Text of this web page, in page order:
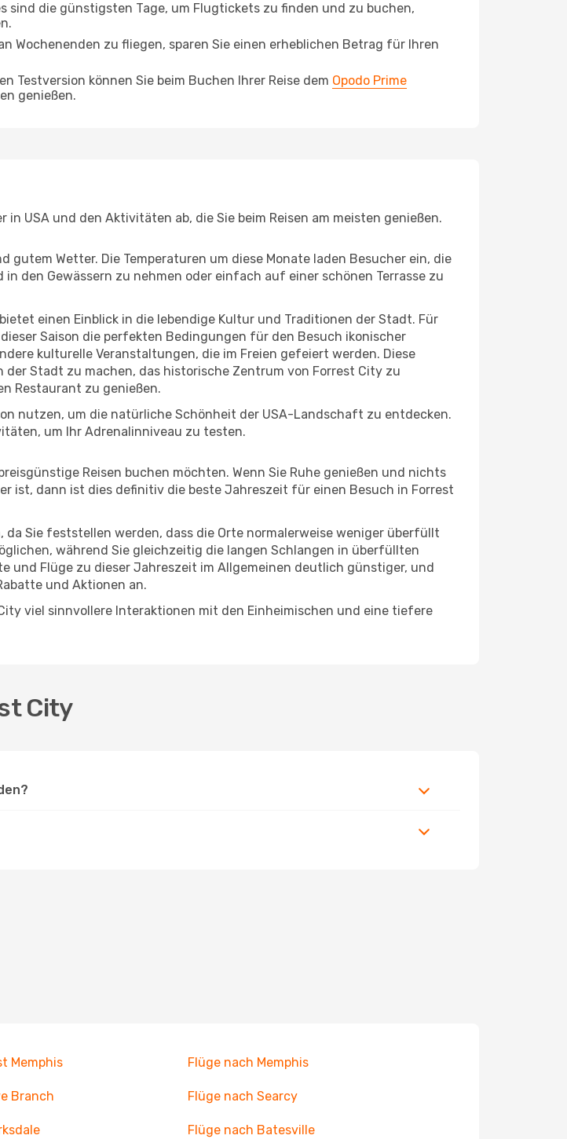
sind die günstigsten Tage, um Flugtickets zu finden und zu buchen,
Wochenenden zu fliegen, sparen Sie einen erheblichen Betrag für Ihren
Testversion können Sie beim Buchen Ihrer Reise dem Opodo Prime
genießen.
USA und den Aktivitäten ab, die Sie beim Reisen am meisten genießen.
Wetter. Die Temperaturen um diese Monate laden Besucher ein, die
den Gewässern zu nehmen oder einfach auf einer schönen Terrasse zu
einen Einblick in die lebendige Kultur und Traditionen der Stadt. Für
Saison die perfekten Bedingungen für den Besuch ikonischer
kulturelle Veranstaltungen, die im Freien gefeiert werden. Diese
Stadt zu machen, das historische Zentrum von Forrest City zu
Restaurant zu genießen.
nutzen, um die natürliche Schönheit der USA-Landschaft zu entdecken.
um Ihr Adrenalinniveau zu testen.
Reisen buchen möchten. Wenn Sie Ruhe genießen und nichts
ist, dann ist dies definitiv die beste Jahreszeit für einen Besuch in Forrest
da Sie feststellen werden, dass die Orte normalerweise weniger überfüllt
während Sie gleichzeitig die langen Schlangen in überfüllten
und Flüge zu dieser Jahreszeit im Allgemeinen deutlich günstiger, und
und Aktionen an.
viel sinnvollere Interaktionen mit den Einheimischen und eine tiefere
City
Memphis Flüge nach Memphis
Branch Flüge nach Searcy
Flüge nach Batesville